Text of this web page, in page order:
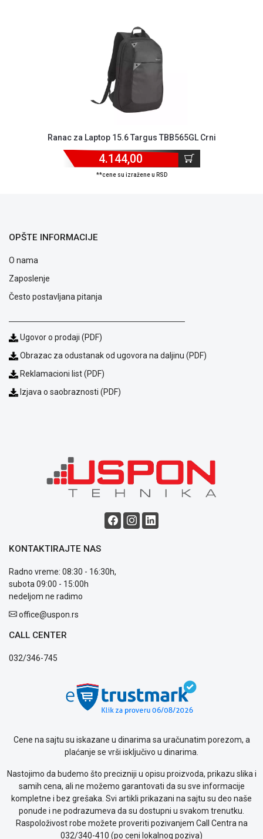
Blog
Isporuka
Podrška
uslovi
poslovanja
Saobraznost
privatnosti
garancije
Kontakt
WEB
KREDIT
Ranac za Laptop 15.6 Targus TBB565GL Crni
4.144,00
**cene su izražene u RSD
OPŠTE INFORMACIJE
O nama
Zaposlenje
Često postavljana pitanja
Ugovor o prodaji (PDF)
Obrazac za odustanak od ugovora na daljinu (PDF)
Reklamacioni list (PDF)
Izjava o saobraznosti (PDF)
KONTAKTIRAJTE NAS
Radno vreme: 08:30 - 16:30h,
subota 09:00 - 15:00h
nedeljom ne radimo
office@uspon.rs
CALL CENTER
032/346-745
Cene na sajtu su iskazane u dinarima sa uračunatim porezom, a
plaćanje se vrši isključivo u dinarima.
Nastojimo da budemo što precizniji u opisu proizvoda, prikazu slika i
samih cena, ali ne možemo garantovati da su sve informacije
kompletne i bez grešaka. Svi artikli prikazani na sajtu su deo naše
ponude i ne podrazumeva da su dostupni u svakom trenutku.
Raspoloživost robe možete proveriti pozivanjem Call Centra na
032/340-410 (po ceni lokalnog poziva)